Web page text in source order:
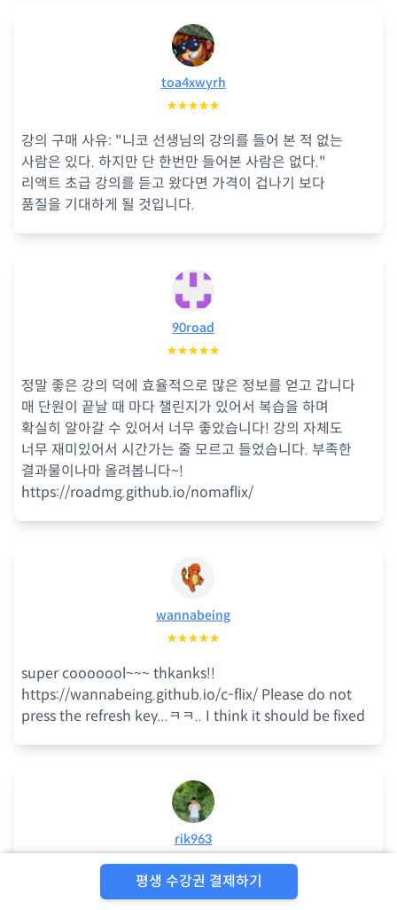
toa4xwyrh
★★★★★
강의 구매 사유: "니코 선생님의 강의를 들어 본 적 없는
사람은 있다. 하지만 단 한번만 들어본 사람은 없다."
리액트 초급 강의를 듣고 왔다면 가격이 겁나기 보다
품질을 기대하게 될 것입니다.
90road
★★★★★
정말 좋은 강의 덕에 효율적으로 많은 정보를 얻고 갑니다
매 단원이 끝날 때 마다 챌린지가 있어서 복습을 하며
확실히 알아갈 수 있어서 너무 좋았습니다! 강의 자체도
너무 재미있어서 시간가는 줄 모르고 들었습니다. 부족한
결과물이나마 올려봅니다~!
https://roadmg.github.io/nomaflix/
wannabeing
★★★★★
super cooooool~~~ thkanks!!
https://wannabeing.github.io/c-flix/ Please do not
press the refresh key...ㅋㅋ.. I think it should be fixed
rik963
★★★★★
아직 리액트 공부 3주차라 실력이 부족해서 마지막 챌린지
평생 수강권 결제하기